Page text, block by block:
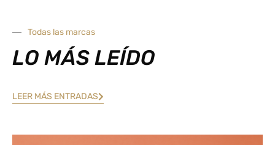
Todas las marcas
LO MÁS LEÍDO
LEER MÁS ENTRADAS